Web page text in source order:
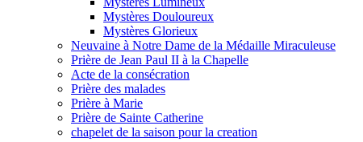
Mystères Douloureux
Mystères Glorieux
Neuvaine à Notre Dame de la Médaille Miraculeuse
Prière de Jean Paul II à la Chapelle
Acte de la consécration
Prière des malades
Prière à Marie
Prière de Sainte Catherine
chapelet de la saison pour la creation